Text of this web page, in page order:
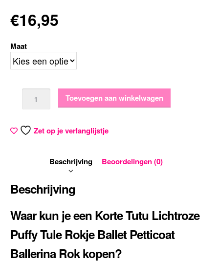
€16,95
Maat
Toevoegen aan winkelwagen
Zet op je verlanglijstje
Beschrijving Beoordelingen (0)
Beschrijving
Waar kun je een Korte Tutu Lichtroze
Puffy Tule Rokje Ballet Petticoat
Ballerina Rok kopen?